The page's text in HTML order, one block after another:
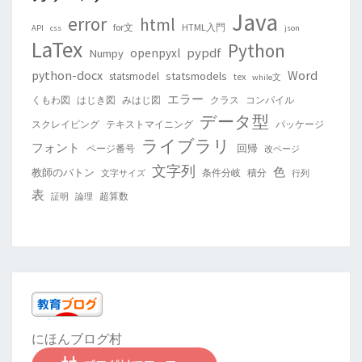
API css error for文 html HTML入門 Java json
LaTex Numpy openpyxl pypdf Python
python-docx statsmodel statsmodels tex while文 Word
くもわ図 はじき図 みはじ図 エラー クラス
コンパイル
スクレイピング テキストマイニング データ型 パッケージ
フォント ページ番号 ライブラリ 回帰 改ページ
教師のバトン 文字サイズ 文字列 条件分岐 積分 色 行列
表 証明 論理 超算数
にほんブログ村